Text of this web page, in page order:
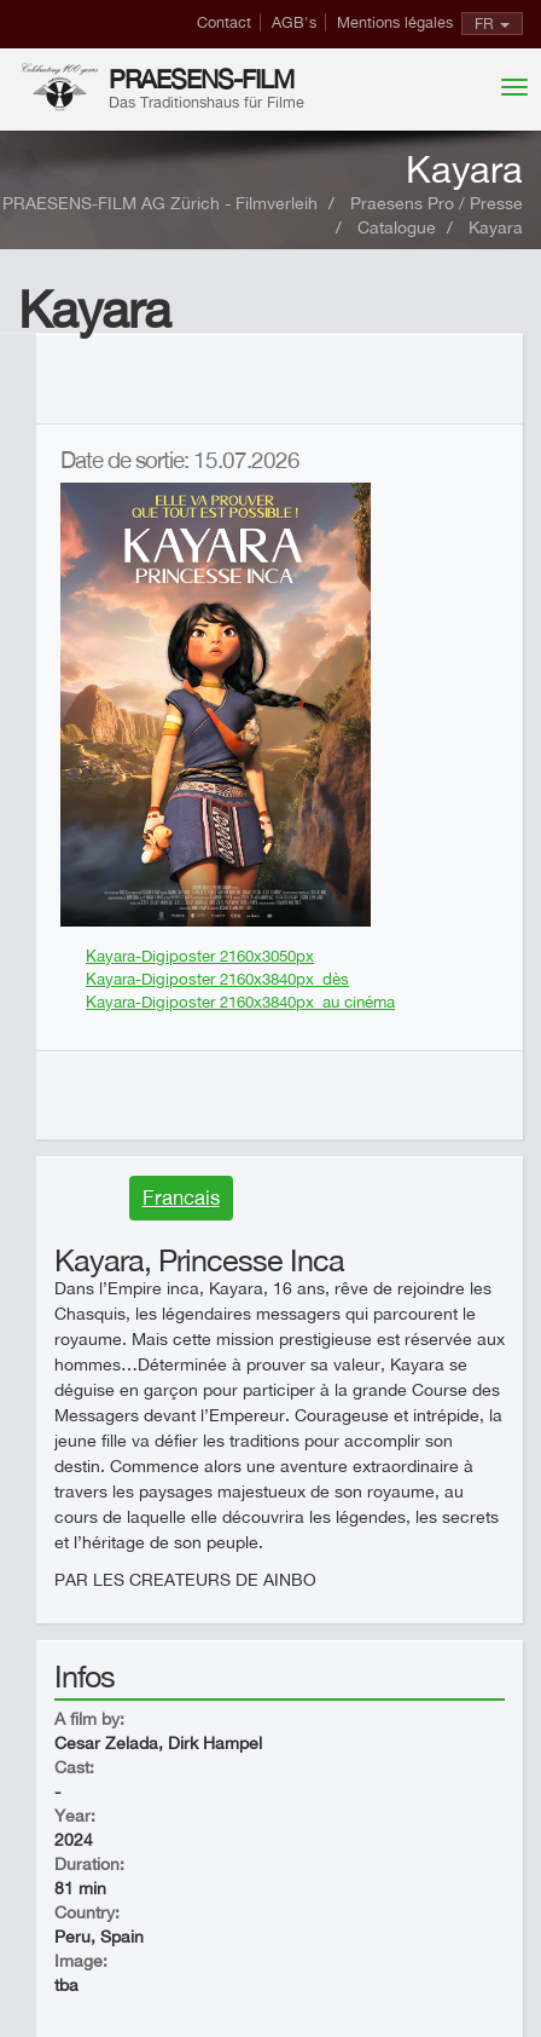
FR
Contact AGB's Mentions légales
PRAESENS-FILM
Das Traditionshaus für Filme
Kayara
PRAESENS-FILM AG Zürich - Filmverleih
Praesens Pro / Presse
Catalogue
Kayara
Kayara
Date de sortie: 15.07.2026
Kayara-Digiposter 2160x3050px
Kayara-Digiposter 2160x3840px_dès
Kayara-Digiposter 2160x3840px_au cinéma
Francais
Kayara, Princesse Inca
Dans l’Empire inca, Kayara, 16 ans, rêve de rejoindre les
Chasquis, les légendaires messagers qui parcourent le
royaume. Mais cette mission prestigieuse est réservée aux
hommes…Déterminée à prouver sa valeur, Kayara se
déguise en garçon pour participer à la grande Course des
Messagers devant l’Empereur. Courageuse et intrépide, la
jeune fille va défier les traditions pour accomplir son
destin. Commence alors une aventure extraordinaire à
travers les paysages majestueux de son royaume, au
cours de laquelle elle découvrira les légendes, les secrets
et l’héritage de son peuple.
PAR LES CREATEURS DE AINBO
Infos
A film by:
Cesar Zelada, Dirk Hampel
Cast:
-
Year:
2024
Duration:
81 min
Country:
Peru, Spain
Image:
tba